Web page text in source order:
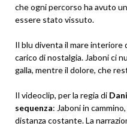
che ogni percorso ha avuto
essere stato vissuto.
Il blu diventa il mare interiore
carico di nostalgia. Jaboni ci
galla, mentre il dolore, che
Il videoclip, per la regia di
sequenza: Jaboni in
distanza costante. La